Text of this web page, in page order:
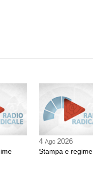
4 Ago 2026
Stampa e regime